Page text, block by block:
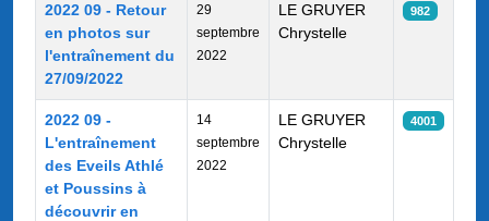
2022 09 - Retour
en photos sur
l'entraînement du
27/09/2022
29
septembre
2022
LE GRUYER
Chrystelle
982
2022 09 -
L'entraînement
des Eveils Athlé
et Poussins à
découvrir en
14
septembre
2022
LE GRUYER
Chrystelle
4001